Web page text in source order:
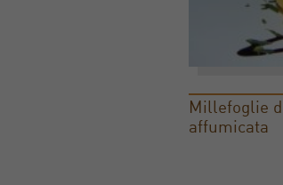
Millefoglie
affumicata